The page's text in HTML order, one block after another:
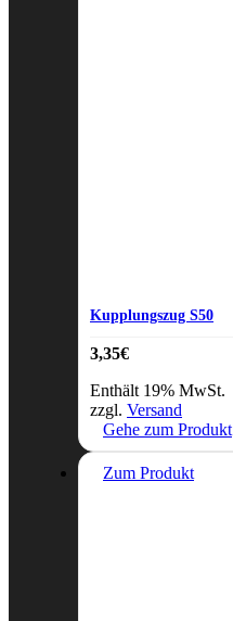
Kupplungszug S50
3,35€
Enthält 19% MwSt.
zzgl. Versand
Gehe zum Produkt
Zum Produkt